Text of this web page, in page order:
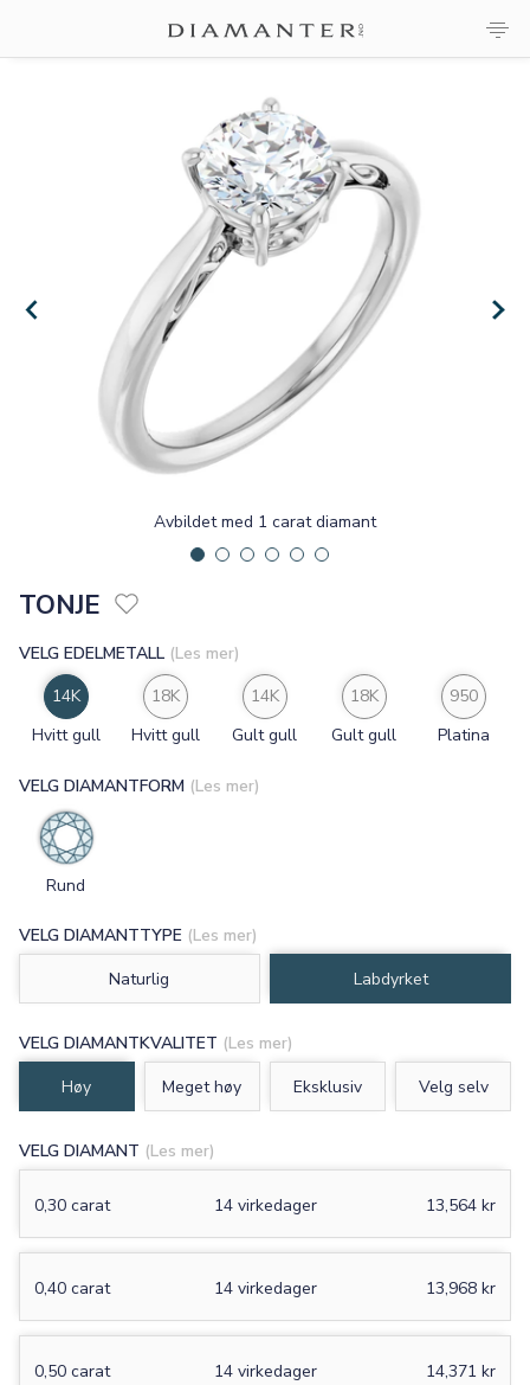
×
×
Avbildet med 1 carat diamant
TONJE
VELG DIAMANTTYPE (Les mer)
Naturlig
Labdyrket
VELG DIAMANTKVALITET (Les mer)
Høy
Meget høy Eksklusiv Velg selv
VELG DIAMANT (Les mer)
0,30 carat 13,564 kr
14 virkedager
0,40 carat 13,968 kr
14 virkedager
0,50 carat 14,371 kr
14 virkedager
VELG EDELMETALL (Les mer)
14K
Hvitt gull
18K
Hvitt gull
14K
Gult gull
18K
Gult gull
950
Platina
VELG DIAMANTFORM (Les mer)
Rund